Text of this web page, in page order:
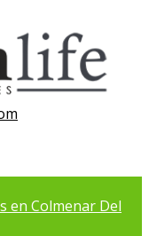
en Colmenar Del